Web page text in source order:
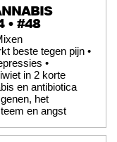
• #48
beste tegen pijn •
•
in 2 korte
en antibiotica
het
en angst